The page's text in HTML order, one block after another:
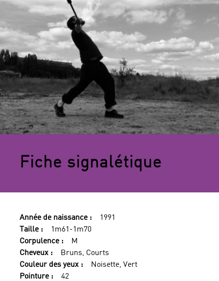
Fiche signalétique
Année de naissance :
1991
Taille :
1m61-1m70
Corpulence :
M
Cheveux :
Bruns, Courts
Couleur des yeux :
Noisette, Vert
Pointure :
42